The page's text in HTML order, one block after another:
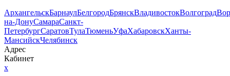
АрхангельскБарнаулБелгородБрянскВладивостокВолгоград
на-ДонуСамараСанкт-
ПетербургСаратовТулаТюменьУфаХабаровскХанты-
МансийскЧелябинск
Адрес
Кабинет
x